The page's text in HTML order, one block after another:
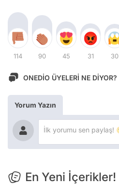
114 90 45 31 30
ONEDİO ÜYELERİ NE DİYOR?
Yorum Yazın
En Yeni İçerikler!